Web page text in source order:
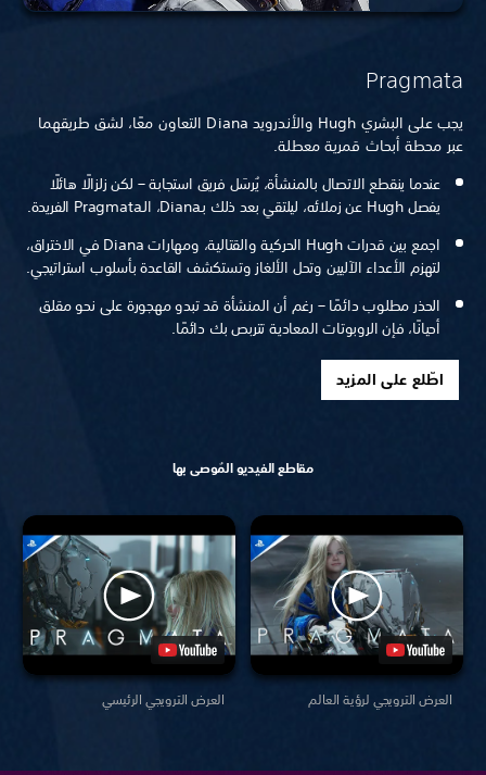
Pragmata
يجب على البشري Hugh والأندرويد Diana التعاون معًا، لشق طريقهما
عبر محطة أبحاث قمرية معطلة.
عندما ينقطع الاتصال بالمنشأة، يُرسَل فريق استجابة – لكن زلزالًا هائلًا
يفصل Hugh عن زملائه، ليلتقي بعد ذلك بـDiana، الـPragmata الفريدة.
اجمع بين قدرات Hugh الحركية والقتالية، ومهارات Diana في الاختراق،
لتهزم الأعداء الآليين وتحل الألغاز وتستكشف القاعدة بأسلوب استراتيجي.
الحذر مطلوب دائمًا – رغم أن المنشأة قد تبدو مهجورة على نحو مقلق
أحيانًا، فإن الروبوتات المعادية تتربص بك دائمًا.
اطّلع على المزيد
مقاطع الفيديو المُوصى بها
العرض الترويجي الرئيسي العرض الترويجي لرؤية العالم